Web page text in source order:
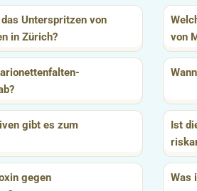
Unterspritzen von
in Zürich?
von
gibt es zum
Ist
gegen
Was